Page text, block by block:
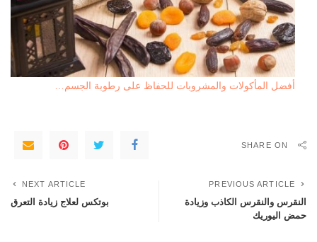
أفضل المأكولات والمشروبات للحفاظ على رطوبة الجسم…
SHARE ON
PREVIOUS ARTICLE
النقرس والنقرس الكاذب وزيادة
حمض اليوريك
NEXT ARTICLE
بوتكس لعلاج زيادة التعرق